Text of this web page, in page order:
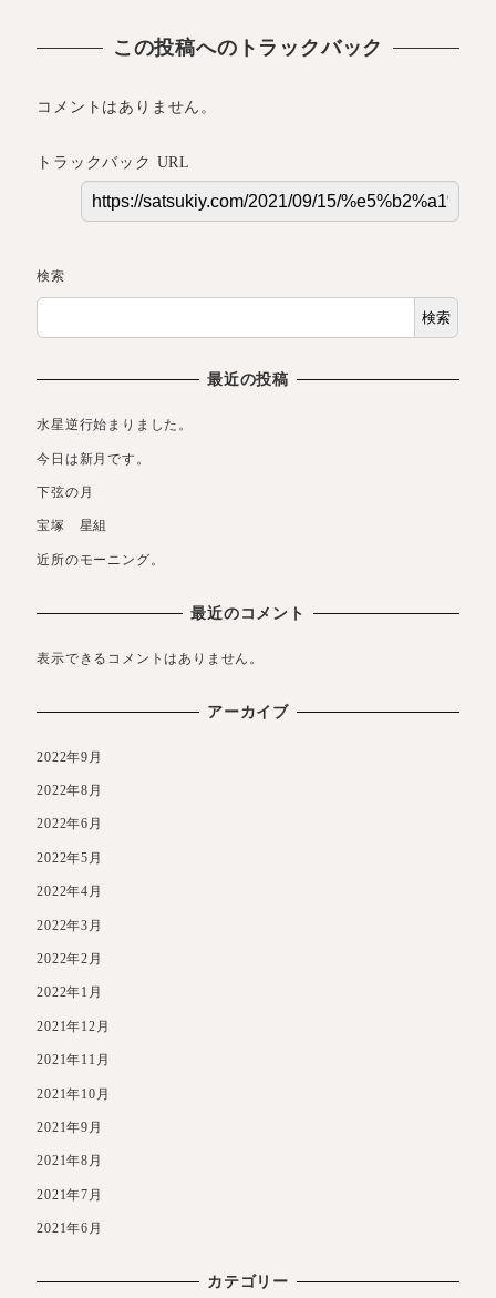
この投稿へのトラックバック
コメントはありません。
トラックバック URL
検索
検索
最近の投稿
水星逆行始まりました。
今日は新月です。
下弦の月
宝塚 星組
近所のモーニング。
最近のコメント
表示できるコメントはありません。
アーカイブ
2022年9月
2022年8月
2022年6月
2022年5月
2022年4月
2022年3月
2022年2月
2022年1月
2021年12月
2021年11月
2021年10月
2021年9月
2021年8月
2021年7月
2021年6月
カテゴリー